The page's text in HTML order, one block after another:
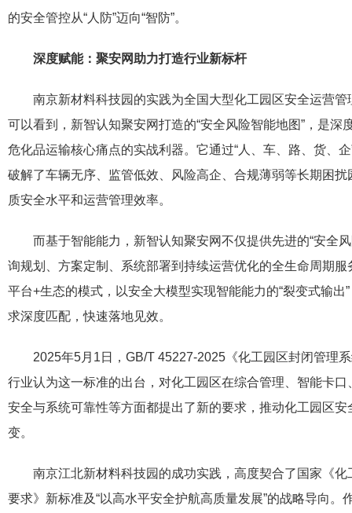
的安全管控从“人防”迈向“智防”。
深度赋能：聚安网助力打造行业新标杆
南京新材料科技园的实践为全国大型化工园区安全运营
可以看到，新智认知聚安网打造的“安全风险智能地图”，是深
危化品运输核心痛点的实战利器。它通过“人、车、路、货、
破解了车辆无序、监管低效、风险高企、合规薄弱等长期困
质安全水平和运营管理效率。
而基于智能能力，新智认知聚安网不仅提供先进的“安全
询规划、方案定制、系统部署到持续运营优化的全生命周期
平台+生态的模式，以安全大模型实现智能能力的“裂变式输出
求深度匹配，快速落地见效。
2025年5月1日，GB/T 45227-2025《化工园区封闭管理
行业认为这一标准的出台，对化工园区在综合管理、智能卡
安全与系统可靠性等方面都提出了新的要求，推动化工园区安
变。
南京江北新材料科技园的成功实践，高度契合了国家《
要求》新标准及“以高水平安全护航高质量发展”的战略导向。